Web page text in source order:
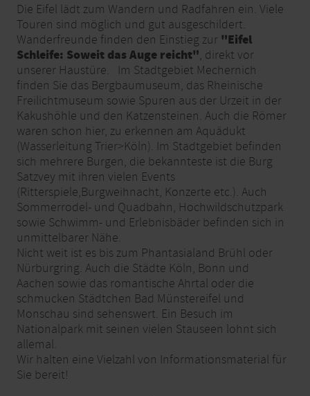
Die Eifel lädt zum Wandern und Radfahren ein. Viele
Touren sind möglich und gut ausgeschildert.
Wanderfreunde finden den Einstieg zur "Eifel
Schleife: Soweit das Auge reicht", direkt vor
unserer Haustüre. Im Stadtgebiet Mechernich
finden Sie das Bergbaumuseum, das Rheinische
Freilichtmuseum sowie Spuren aus der Urzeit in der
Kakushöhle und den Katzensteinen. Auch die Römer
waren schon hier, zu erkennen am Aquädukt
(Wasserleitung Trier>Köln). Im Stadtgebiet befinden
sich mehrere Burgen, die bekannteste ist die Burg
Satzvey mit ihren vielen Events
(Ritterspiele,Burgweihnacht, Konzerte etc.). Auch
Sommerrodel- und Quadbahn, Hochwildschutzpark
sowie Schwimm- und Erlebnisbäder befinden sich in
unmittelbarer Nähe.
Nicht weit ist es bis zum Phantasialand Brühl oder
Nürburgring. Auch die Städte Köln, Bonn und
Aachen sowie das romantische Ahrtal oder die
schmucken Städtchen Bad Münstereifel und
Monschau sind sehenswert. Ein Besuch im
Nationalpark mit seinen vielen Stauseen lohnt sich
allemal.
Wir halten eine Vielzahl von Informationsmaterial für
Sie bereit!